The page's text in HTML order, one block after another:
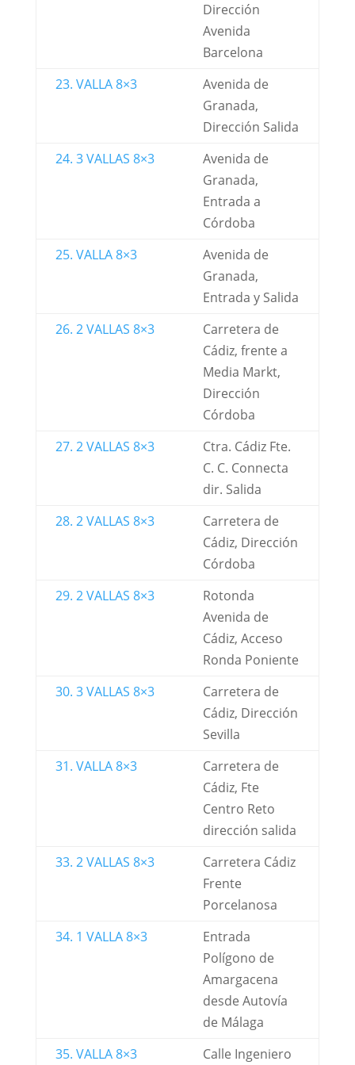
Dirección
Avenida
Barcelona
23. VALLA 8×3
Avenida de
Granada,
Dirección Salida
24. 3 VALLAS 8×3
Avenida de
Granada,
Entrada a
Córdoba
25. VALLA 8×3
Avenida de
Granada,
Entrada y Salida
26. 2 VALLAS 8×3
Carretera de
Cádiz, frente a
Media Markt,
Dirección
Córdoba
27. 2 VALLAS 8×3
Ctra. Cádiz Fte.
C. C. Connecta
dir. Salida
28. 2 VALLAS 8×3
Carretera de
Cádiz, Dirección
Córdoba
29. 2 VALLAS 8×3
Rotonda
Avenida de
Cádiz, Acceso
Ronda Poniente
30. 3 VALLAS 8×3
Carretera de
Cádiz, Dirección
Sevilla
31. VALLA 8×3
Carretera de
Cádiz, Fte
Centro Reto
dirección salida
33. 2 VALLAS 8×3
Carretera Cádiz
Frente
Porcelanosa
34. 1 VALLA 8×3
Entrada
Polígono de
Amargacena
desde Autovía
de Málaga
35. VALLA 8×3
Calle Ingeniero